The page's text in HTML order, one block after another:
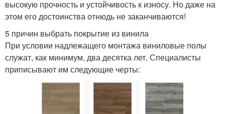
высокую прочность и устойчивость к износу. Но даже на
этом его достоинства отнюдь не заканчиваются!
5 причин выбрать покрытие из винила
При условии надлежащего монтажа виниловые полы
служат, как минимум, два десятка лет. Специалисты
приписывают им следующие черты: